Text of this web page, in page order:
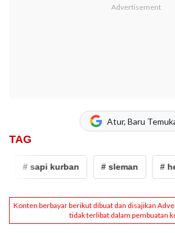
Atur, Baru
TAG
# sapi kurban # sleman #